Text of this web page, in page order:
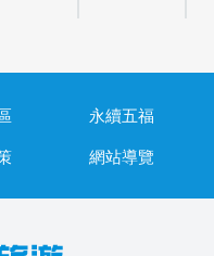
永續五福
網站導覽